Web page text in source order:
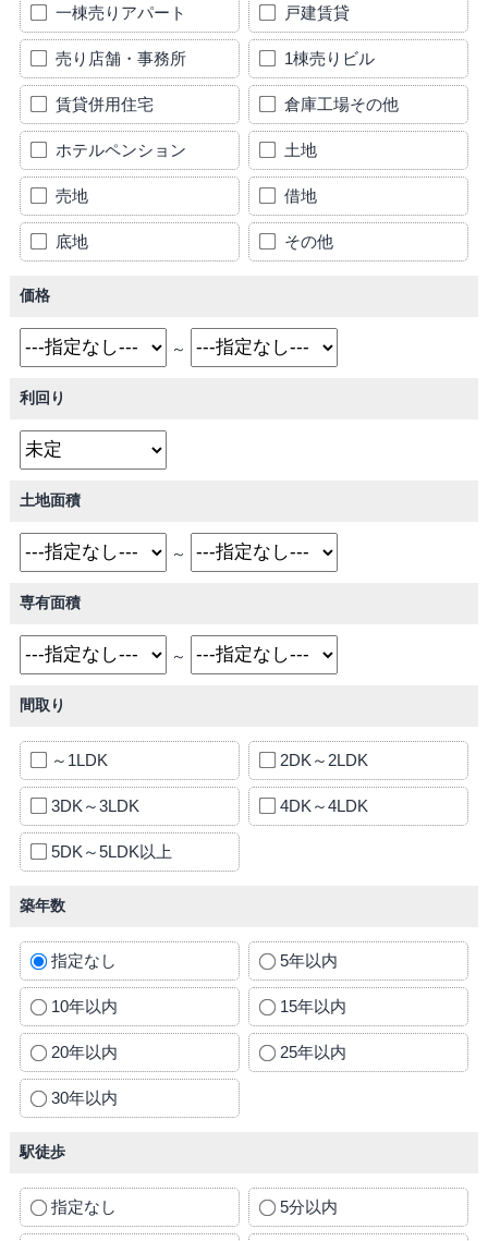
一棟売りアパート 戸建賃貸
売り店舗・事務所 1棟売りビル
賃貸併用住宅 倉庫工場その他
ホテルペンション 土地
売地 借地
底地 その他
価格
～
利回り
土地面積
～
専有面積
～
間取り
～1LDK 2DK～2LDK
3DK～3LDK 4DK～4LDK
5DK～5LDK以上
築年数
指定なし 5年以内
10年以内 15年以内
20年以内 25年以内
30年以内
駅徒歩
指定なし 5分以内